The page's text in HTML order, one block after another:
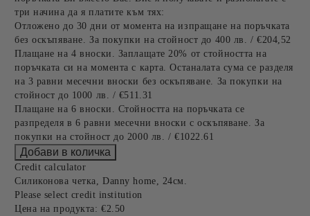
три начина да я платите към тях:
Отложено до 30 дни от момента на изпращане на поръчката
без оскъпяване. За покупки на стойност до 400 лв. / €204,52
Плащане на 4 вноски. Заплащате 20% от стойността на
поръчката си на момента с карта. Останалата сума се разделя
на 3 равни месечни вноски без оскъпяване. За покупки на
стойност до 1000 лв. / €511.31
Плащане на 6 вноски. Стойността на поръчката се
разпределя в 6 равни месечни вноски с оскъпяване. За
покупки на стойност до 2000 лв. / €1022.61
Credit calculator
Силиконова четка, Danny home, 24см.
Please select credit institution
Цена на продукта: €2.50